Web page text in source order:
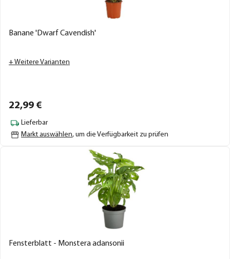
Banane 'Dwarf Cavendish'
+ Weitere Varianten
22,99 €
Lieferbar
Markt auswählen, um die Verfügbarkeit zu prüfen
Fensterblatt - Monstera adansonii